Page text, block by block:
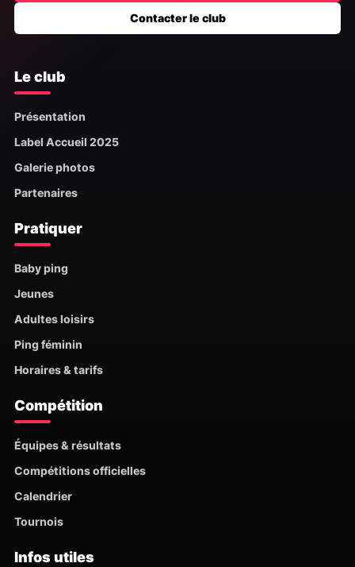
Contacter le club
Le club
Présentation
Label Accueil 2025
Galerie photos
Partenaires
Pratiquer
Baby ping
Jeunes
Adultes loisirs
Ping féminin
Horaires & tarifs
Compétition
Équipes & résultats
Compétitions officielles
Calendrier
Tournois
Infos utiles